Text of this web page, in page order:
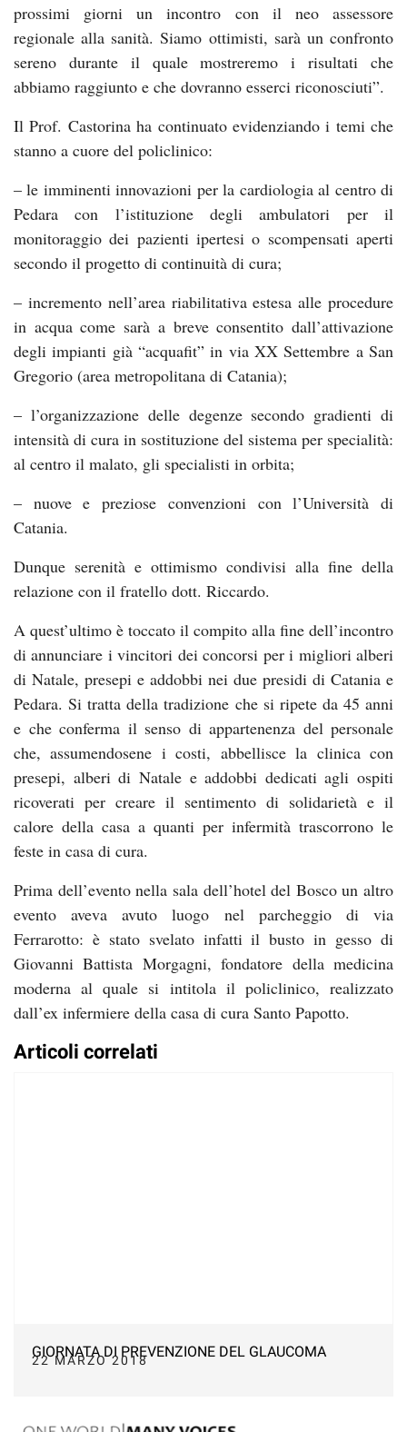
prossimi giorni un incontro con il neo assessore
regionale alla sanità. Siamo ottimisti, sarà un confronto
sereno durante il quale mostreremo i risultati che
abbiamo raggiunto e che dovranno esserci riconosciuti”.
Il Prof. Castorina ha continuato evidenziando i temi che
stanno a cuore del policlinico:
– le imminenti innovazioni per la cardiologia al centro di
Pedara con l’istituzione degli ambulatori per il
monitoraggio dei pazienti ipertesi o scompensati aperti
secondo il progetto di continuità di cura;
– incremento nell’area riabilitativa estesa alle procedure
in acqua come sarà a breve consentito dall’attivazione
degli impianti già “acquafit” in via XX Settembre a San
Gregorio (area metropolitana di Catania);
– l’organizzazione delle degenze secondo gradienti di
intensità di cura in sostituzione del sistema per specialità:
al centro il malato, gli specialisti in orbita;
– nuove e preziose convenzioni con l’Università di
Catania.
Dunque serenità e ottimismo condivisi alla fine della
relazione con il fratello dott. Riccardo.
A quest’ultimo è toccato il compito alla fine dell’incontro
di annunciare i vincitori dei concorsi per i migliori alberi
di Natale, presepi e addobbi nei due presidi di Catania e
Pedara. Si tratta della tradizione che si ripete da 45 anni
e che conferma il senso di appartenenza del personale
che, assumendosene i costi, abbellisce la clinica con
presepi, alberi di Natale e addobbi dedicati agli ospiti
ricoverati per creare il sentimento di solidarietà e il
calore della casa a quanti per infermità trascorrono le
feste in casa di cura.
Prima dell’evento nella sala dell’hotel del Bosco un altro
evento aveva avuto luogo nel parcheggio di via
Ferrarotto: è stato svelato infatti il busto in gesso di
Giovanni Battista Morgagni, fondatore della medicina
moderna al quale si intitola il policlinico, realizzato
dall’ex infermiere della casa di cura Santo Papotto.
Articoli correlati
GIORNATA DI PREVENZIONE DEL GLAUCOMA
22 MARZO 2018